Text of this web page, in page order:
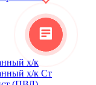
х/к
х/к Ст